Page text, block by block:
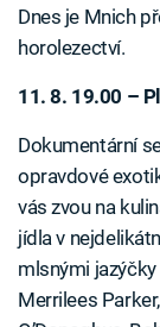
Dnes je Mnich
horolezectví.
11. 8. 19.00 –
Dokumentární
opravdové
vás zvou na
jídla v
mlsnými
Merrilees